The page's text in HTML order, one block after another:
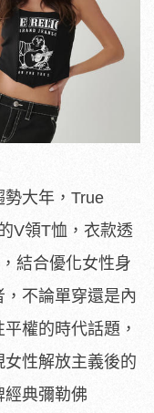
大年，True
V領T恤，衣款透
結合優化女性身
不論單穿還是內
權的時代話題，
性解放主義後的
經典彌勒佛